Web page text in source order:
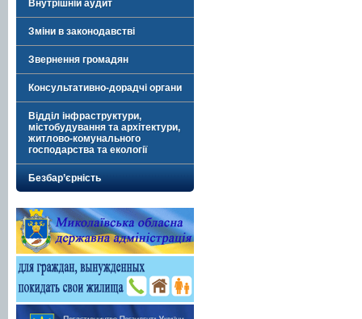
Внутрішній аудит
Зміни в законодавстві
Звернення громадян
Консультативно-дорадчі органи
Відділ інфраструктури,
містобудування та архітектури,
житлово-комунального
господарства та екології
Безбар’єрність